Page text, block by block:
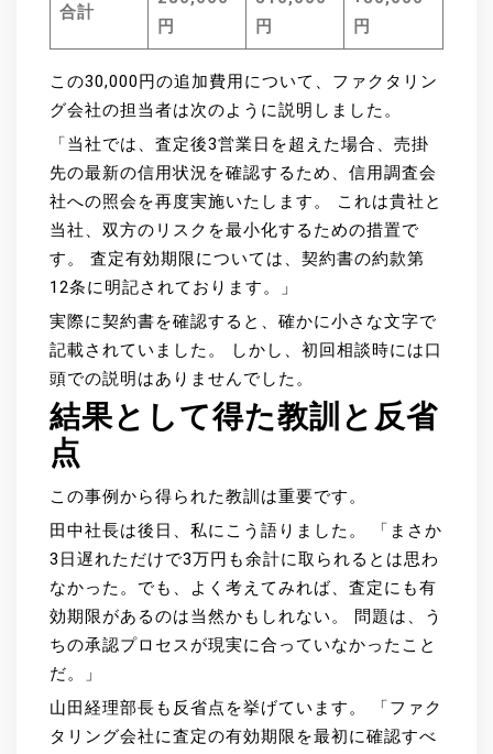
合計
円
円
円
この30,000円の追加費用について、ファクタリン
グ会社の担当者は次のように説明しました。
「当社では、査定後3営業日を超えた場合、売掛
先の最新の信用状況を確認するため、信用調査会
社への照会を再度実施いたします。 これは貴社と
当社、双方のリスクを最小化するための措置で
す。 査定有効期限については、契約書の約款第
12条に明記されております。」
実際に契約書を確認すると、確かに小さな文字で
記載されていました。 しかし、初回相談時には口
頭での説明はありませんでした。
結果として得た教訓と反省
点
この事例から得られた教訓は重要です。
田中社長は後日、私にこう語りました。 「まさか
3日遅れただけで3万円も余計に取られるとは思わ
なかった。でも、よく考えてみれば、査定にも有
効期限があるのは当然かもしれない。 問題は、う
ちの承認プロセスが現実に合っていなかったこと
だ。」
山田経理部長も反省点を挙げています。 「ファク
タリング会社に査定の有効期限を最初に確認すべ